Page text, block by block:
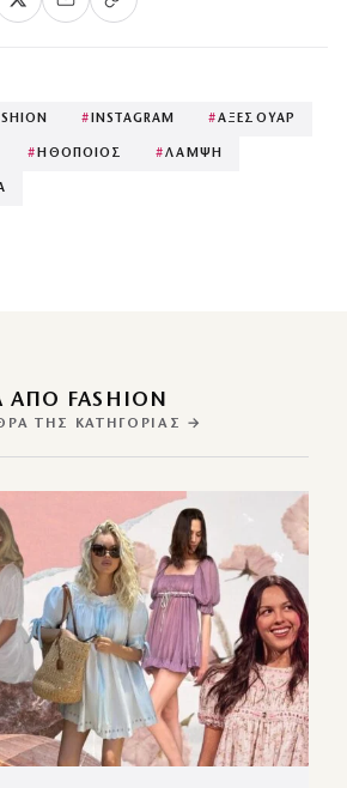
# INSTAGRAM #ΑΞΕΣΟΥΑΡ
# ΗΘΟΠΟΙΟΣ #ΛΑΜΨΗ
ΑΠΌ FASHION
ΤΗΣ ΚΑΤΗΓΟΡΊΑΣ →